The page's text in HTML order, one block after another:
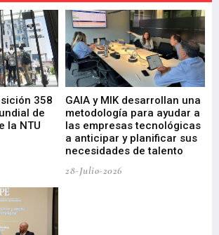
358
de
la NTU
GAIA y MIK desarrollan una
metodología para ayudar a
las empresas tecnológicas
a anticipar y planificar sus
necesidades de talento
28-Julio-2026